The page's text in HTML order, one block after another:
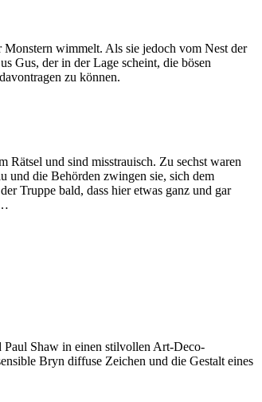
wimmelt. Als sie jedoch vom Nest der
Gus, der in der Lage scheint, die bösen
zu können.
und sind misstrauisch. Zu sechst waren
und die Behörden zwingen sie, sich dem
Truppe bald, dass hier etwas ganz und gar
Paul Shaw in einen stilvollen Art-Deco-
Bryn diffuse Zeichen und die Gestalt eines